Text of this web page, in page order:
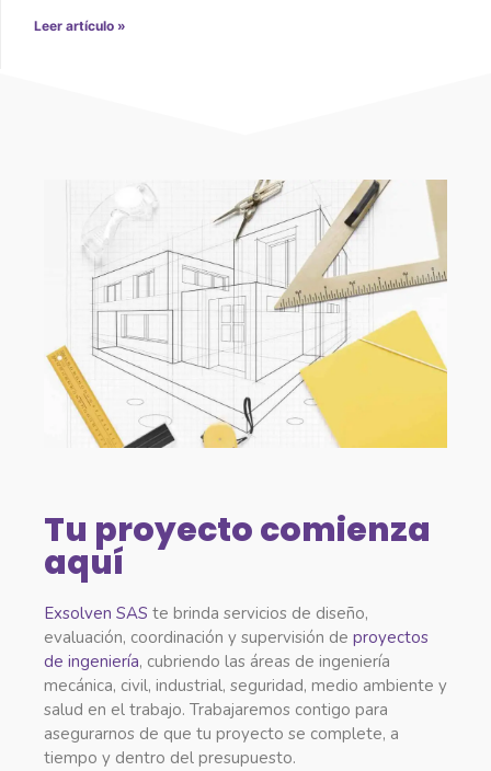
Leer artículo »
Tu proyecto comienza
aquí
Exsolven SAS te brinda servicios de diseño,
evaluación, coordinación y supervisión de proyectos
de ingeniería, cubriendo las áreas de ingeniería
mecánica, civil, industrial, seguridad, medio ambiente y
salud en el trabajo. Trabajaremos contigo para
asegurarnos de que tu proyecto se complete, a
tiempo y dentro del presupuesto.